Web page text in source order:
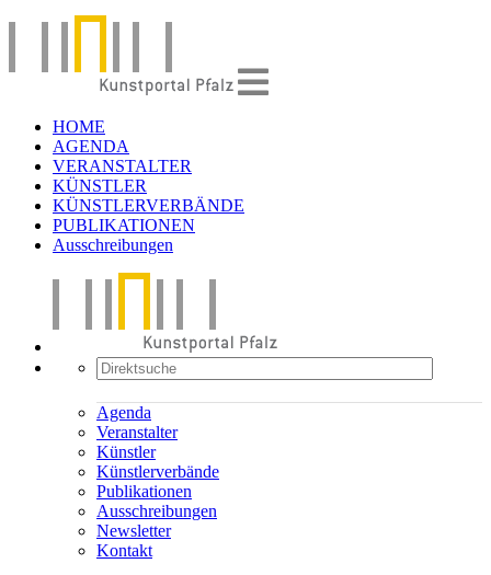
HOME
AGENDA
VERANSTALTER
KÜNSTLER
KÜNSTLERVERBÄNDE
PUBLIKATIONEN
Ausschreibungen
Agenda
Veranstalter
Künstler
Künstlerverbände
Publikationen
Ausschreibungen
Newsletter
Kontakt